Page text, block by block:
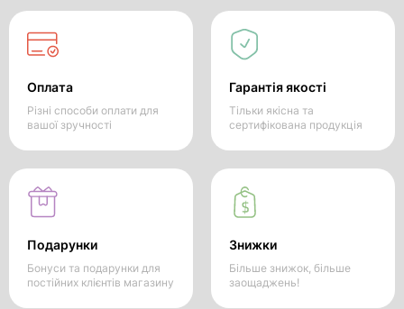
Оплата
Різні способи оплати для
вашої зручності
Гарантія якості
Тільки якісна та
сертифікована продукція
Подарунки
Бонуси та подарунки для
постійних клієнтів магазину
Знижки
Більше знижок, більше
заощаджень!